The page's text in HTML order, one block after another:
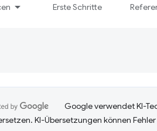
Erste Schritte
Google verwendet KI-
KI-Übersetzungen können